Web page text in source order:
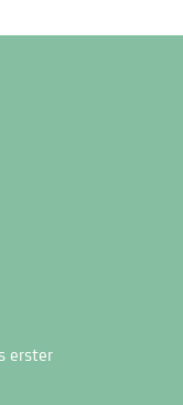
erster